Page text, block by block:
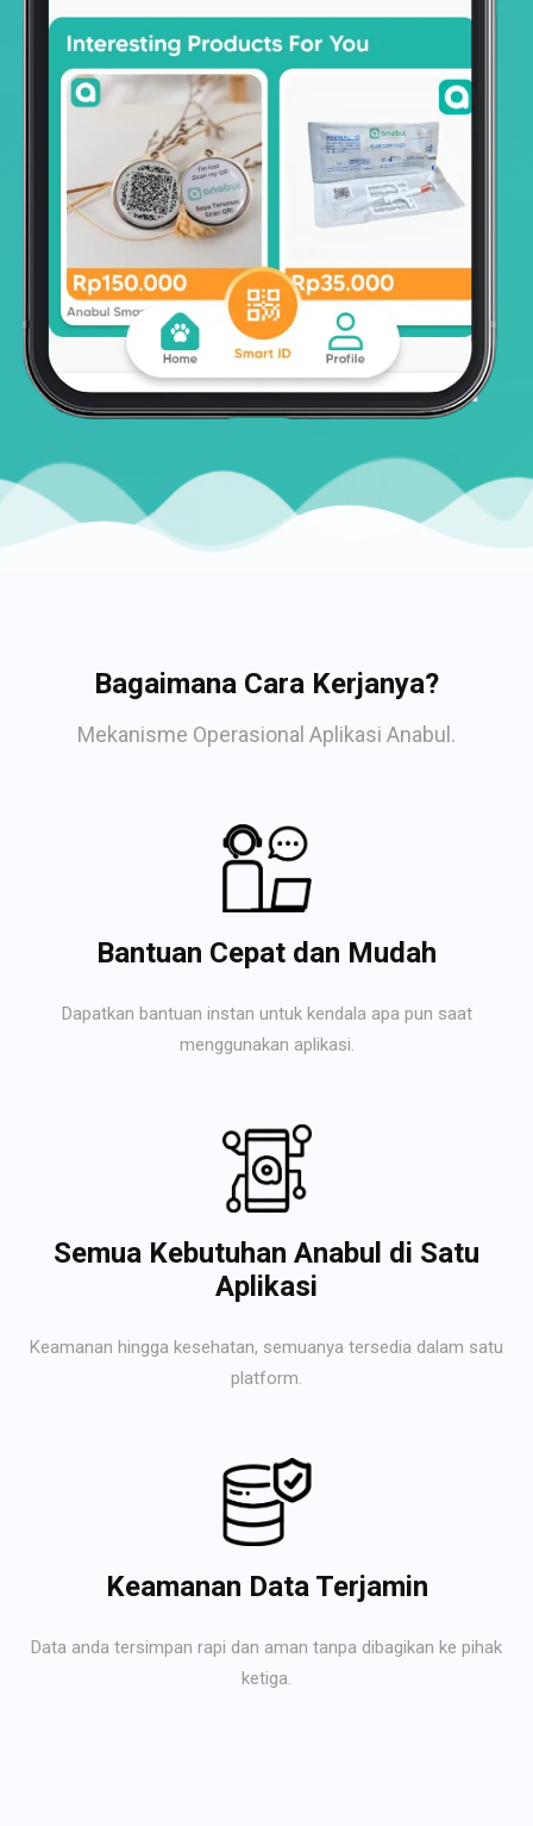
Bagaimana Cara Kerjanya?
Mekanisme Operasional Aplikasi Anabul.
Bantuan Cepat dan Mudah
Dapatkan bantuan instan untuk kendala apa pun saat
menggunakan aplikasi.
Semua Kebutuhan Anabul di Satu
Aplikasi
Keamanan hingga kesehatan, semuanya tersedia dalam satu
platform.
Keamanan Data Terjamin
Data anda tersimpan rapi dan aman tanpa dibagikan ke pihak
ketiga.